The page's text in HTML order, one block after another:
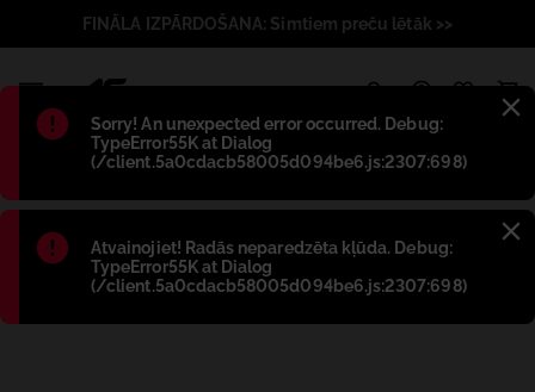
Błąd:
Sorry! An unexpected error occurred. Debug:
TypeError55K at Dialog
(/client.5a0cdacb58005d094be6.js:2307:698)
Błąd:
Atvainojiet! Radās neparedzēta kļūda. Debug:
TypeError55K at Dialog
(/client.5a0cdacb58005d094be6.js:2307:698)
FINĀLA IZPĀRDOŠANA: Simtiem preču lētāk >>